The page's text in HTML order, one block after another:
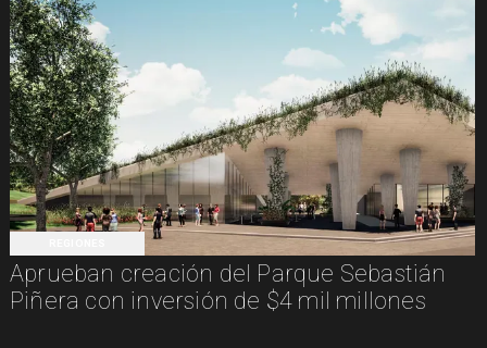
Aprueban creación del Parque Sebastián
Piñera con inversión de $4 mil millones